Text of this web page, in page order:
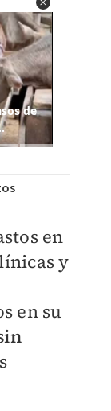
en
y
en su